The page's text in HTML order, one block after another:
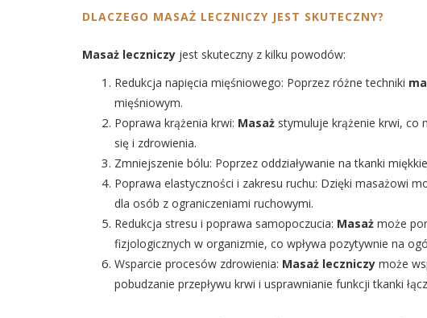
DLACZEGO MASAŻ LECZNICZY JEST SKUTECZNY?
Masaż leczniczy jest skuteczny z kilku powodów:
Redukcja napięcia mięśniowego: Poprzez różne techniki
mięśniowym.
Poprawa krążenia krwi: Masaż stymuluje krążenie krwi, co
się i zdrowienia.
Zmniejszenie bólu: Poprzez oddziaływanie na tkanki
Poprawa elastyczności i zakresu ruchu: Dzięki masażowi
dla osób z ograniczeniami ruchowymi.
Redukcja stresu i poprawa samopoczucia: Masaż może
fizjologicznych w organizmie, co wpływa pozytywnie na
Wsparcie procesów zdrowienia: Masaż leczniczy może
pobudzanie przepływu krwi i usprawnianie funkcji tkanki